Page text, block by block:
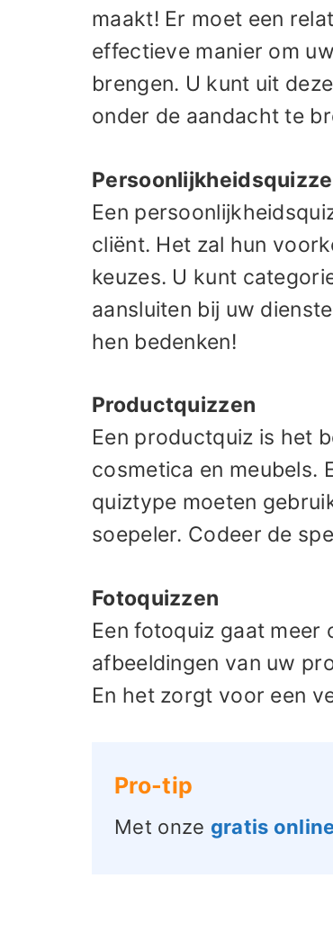
maakt! Er moet een
effectieve manier om
brengen. U kunt uit
onder de aandacht te
Een
cliënt. Het zal hun
keuzes. U kunt
aansluiten bij uw
hen bedenken!
Productquizzen
Een productquiz is het
cosmetica en meubels.
quiztype moeten
soepeler. Codeer de
Fotoquizzen
Een fotoquiz gaat
afbeeldingen van uw
En het zorgt voor een
Pro-tip
Met onze gratis